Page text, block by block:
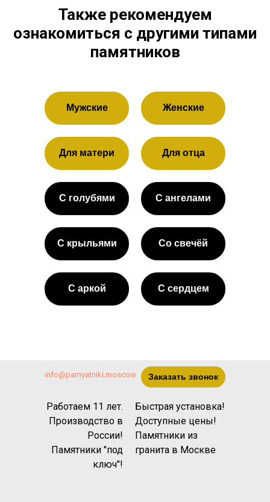
Также рекомендуем
ознакомиться с другими типами
памятников
Мужские Женские
Для отца
Для матери
С ангелами
С голубями
Со свечёй
С сердцем
С аркой
С крыльями
Работаем 11 лет.
Производство в
России!
Памятники "под
ключ"!
info@pamyatniki.moscow
Быстрая установка!
Доступные цены!
Памятники из
гранита в Москве
Заказать звонок